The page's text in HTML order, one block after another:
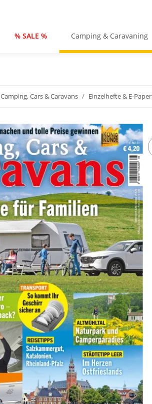
% SALE % Camping & Caravaning
Camping, Cars & Caravans Einzelhefte & E-Paper